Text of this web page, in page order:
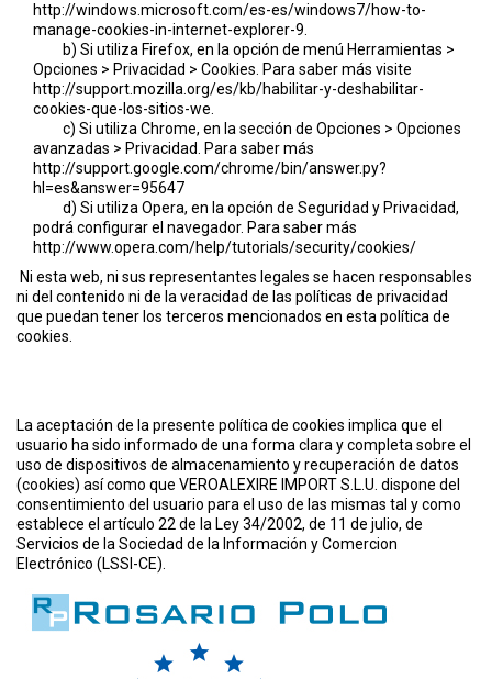
http://windows.microsoft.com/es-es/windows7/how-to-
manage-cookies-in-internet-explorer-9.
b) Si utiliza Firefox, en la opción de menú Herramientas >
Opciones > Privacidad > Cookies. Para saber más visite
http://support.mozilla.org/es/kb/habilitar-y-deshabilitar-
cookies-que-los-sitios-we.
c) Si utiliza Chrome, en la sección de Opciones > Opciones
avanzadas > Privacidad. Para saber más
http://support.google.com/chrome/bin/answer.py?
hl=es&answer=95647
d) Si utiliza Opera, en la opción de Seguridad y Privacidad,
podrá configurar el navegador. Para saber más
http://www.opera.com/help/tutorials/security/cookies/
Ni esta web, ni sus representantes legales se hacen responsables
ni del contenido ni de la veracidad de las políticas de privacidad
que puedan tener los terceros mencionados en esta política de
cookies.
La aceptación de la presente política de cookies implica que el
usuario ha sido informado de una forma clara y completa sobre el
uso de dispositivos de almacenamiento y recuperación de datos
(cookies) así como que VEROALEXIRE IMPORT S.L.U. dispone del
consentimiento del usuario para el uso de las mismas tal y como
establece el artículo 22 de la Ley 34/2002, de 11 de julio, de
Servicios de la Sociedad de la Información y Comercion
Electrónico (LSSI-CE).